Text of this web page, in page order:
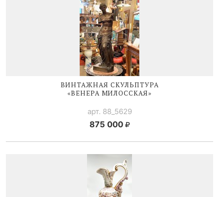
ВИНТАЖНАЯ СКУЛЬПТУРА
«ВЕНЕРА МИЛОССКАЯ»
арт. 88_5629
875 000